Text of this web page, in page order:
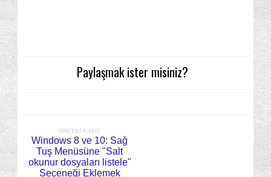
Paylaşmak ister misiniz?
ÖNCEKI KAYIT
Windows 8 ve 10: Sağ
Tuş Menüsüne "Salt
okunur dosyaları listele"
Seçeneği Eklemek